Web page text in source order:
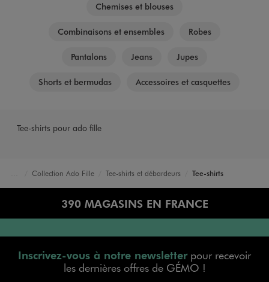
Chemises et blouses
Combinaisons et ensembles Robes
Pantalons Jeans Jupes
Shorts et bermudas Accessoires et casquettes
Tee-shirts pour ado fille
AccueilCollection Ado Fille Tee-shirts et débardeurs Tee-shirts
390 MAGASINS EN FRANCE
Inscrivez-vous à notre newsletterpour recevoir
les dernières offres de GÉMO !